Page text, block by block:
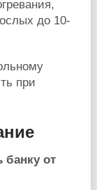
до 10-
при
банку от